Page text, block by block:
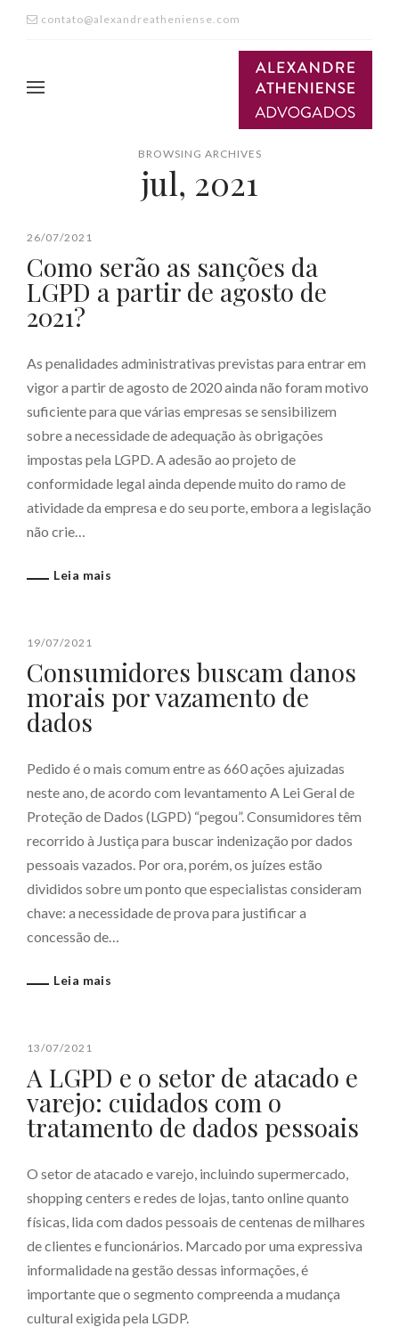
contato@alexandreatheniense.com
BROWSING ARCHIVES
jul, 2021
26/07/2021
Como serão as sanções da
LGPD a partir de agosto de
2021?
As penalidades administrativas previstas para entrar em
vigor a partir de agosto de 2020 ainda não foram motivo
suficiente para que várias empresas se sensibilizem
sobre a necessidade de adequação às obrigações
impostas pela LGPD. A adesão ao projeto de
conformidade legal ainda depende muito do ramo de
atividade da empresa e do seu porte, embora a legislação
não crie…
Leia mais
19/07/2021
Consumidores buscam danos
morais por vazamento de
dados
Pedido é o mais comum entre as 660 ações ajuizadas
neste ano, de acordo com levantamento A Lei Geral de
Proteção de Dados (LGPD) “pegou”. Consumidores têm
recorrido à Justiça para buscar indenização por dados
pessoais vazados. Por ora, porém, os juízes estão
divididos sobre um ponto que especialistas consideram
chave: a necessidade de prova para justificar a
concessão de…
Leia mais
13/07/2021
A LGPD e o setor de atacado e
varejo: cuidados com o
tratamento de dados pessoais
O setor de atacado e varejo, incluindo supermercado,
shopping centers e redes de lojas, tanto online quanto
físicas, lida com dados pessoais de centenas de milhares
de clientes e funcionários. Marcado por uma expressiva
informalidade na gestão dessas informações, é
importante que o segmento compreenda a mudança
cultural exigida pela LGDP.